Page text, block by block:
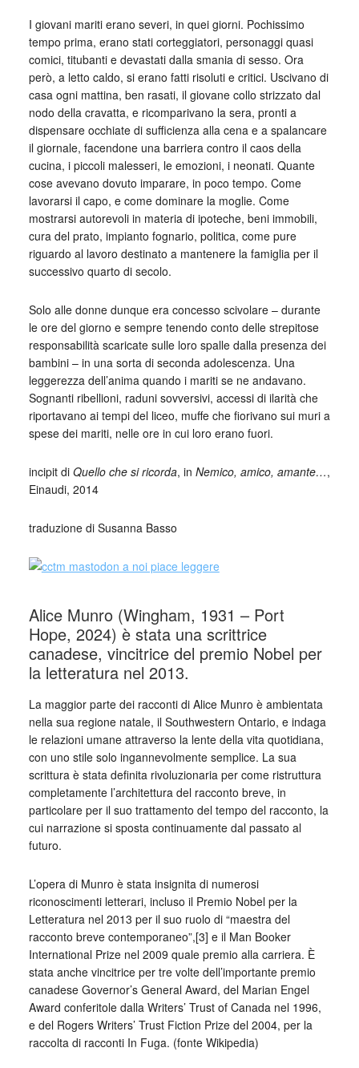
I giovani mariti erano severi, in quei giorni. Pochissimo
tempo prima, erano stati corteggiatori, personaggi quasi
comici, titubanti e devastati dalla smania di sesso. Ora
però, a letto caldo, si erano fatti risoluti e critici. Uscivano di
casa ogni mattina, ben rasati, il giovane collo strizzato dal
nodo della cravatta, e ricomparivano la sera, pronti a
dispensare occhiate di sufficienza alla cena e a spalancare
il giornale, facendone una barriera contro il caos della
cucina, i piccoli malesseri, le emozioni, i neonati. Quante
cose avevano dovuto imparare, in poco tempo. Come
lavorarsi il capo, e come dominare la moglie. Come
mostrarsi autorevoli in materia di ipoteche, beni immobili,
cura del prato, impianto fognario, politica, come pure
riguardo al lavoro destinato a mantenere la famiglia per il
successivo quarto di secolo.
Solo alle donne dunque era concesso scivolare – durante
le ore del giorno e sempre tenendo conto delle strepitose
responsabilità scaricate sulle loro spalle dalla presenza dei
bambini – in una sorta di seconda adolescenza. Una
leggerezza dell’anima quando i mariti se ne andavano.
Sognanti ribellioni, raduni sovversivi, accessi di ilarità che
riportavano ai tempi del liceo, muffe che fiorivano sui muri a
spese dei mariti, nelle ore in cui loro erano fuori.
incipit di Quello che si ricorda, in Nemico, amico, amante…,
Einaudi, 2014
traduzione di Susanna Basso
Alice Munro (Wingham, 1931 – Port
Hope, 2024) è stata una scrittrice
canadese, vincitrice del premio Nobel per
la letteratura nel 2013.
La maggior parte dei racconti di Alice Munro è ambientata
nella sua regione natale, il Southwestern Ontario, e indaga
le relazioni umane attraverso la lente della vita quotidiana,
con uno stile solo ingannevolmente semplice. La sua
scrittura è stata definita rivoluzionaria per come ristruttura
completamente l’architettura del racconto breve, in
particolare per il suo trattamento del tempo del racconto, la
cui narrazione si sposta continuamente dal passato al
futuro.
L’opera di Munro è stata insignita di numerosi
riconoscimenti letterari, incluso il Premio Nobel per la
Letteratura nel 2013 per il suo ruolo di “maestra del
racconto breve contemporaneo”,[3] e il Man Booker
International Prize nel 2009 quale premio alla carriera. È
stata anche vincitrice per tre volte dell’importante premio
canadese Governor’s General Award, del Marian Engel
Award conferitole dalla Writers’ Trust of Canada nel 1996,
e del Rogers Writers’ Trust Fiction Prize del 2004, per la
raccolta di racconti In Fuga. (fonte Wikipedia)